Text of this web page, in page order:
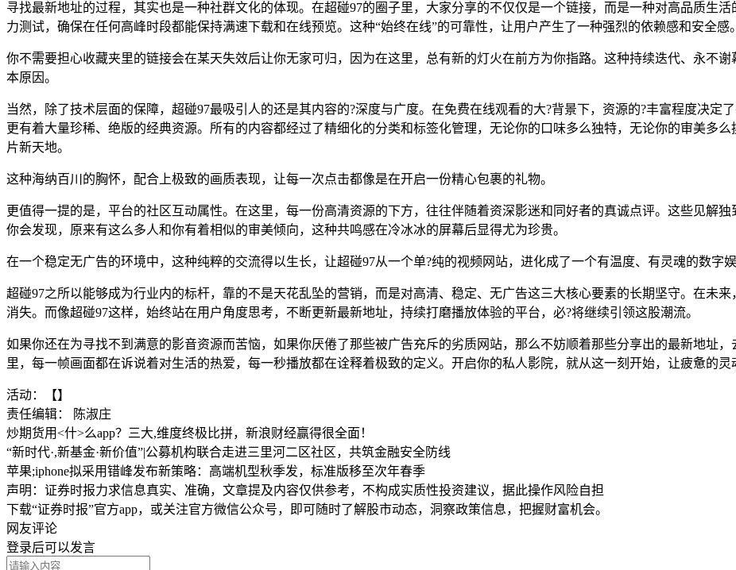
寻找最新地址的过程，其实也是一种社群文化的体现。在超碰97的圈子里，大家分享的不仅仅是一个链接，而是一种对高品质生
力测试，确保在任何高峰时段都能保持满速下载和在线预览。这种“始终在线”的可靠性，让用户产生了一种强烈的依赖感和安全感。
你不需要担心收藏夹里的链接会在某天失效后让你无家可归，因为在这里，总有新的灯火在前方为你指路。这种持续迭代、永不
本原因。
当然，除了技术层面的保障，超碰97最吸引人的还是其内容的?深度与广度。在免费在线观看的大?背景下，资源的?丰富程度决定
更有着大量珍稀、绝版的经典资源。所有的内容都经过了精细化的分类和标签化管理，无论你的口味多么独特，无论你的审美多
片新天地。
这种海纳百川的胸怀，配合上极致的画质表现，让每一次点击都像是在开启一份精心包裹的礼物。
更值得一提的是，平台的社区互动属性。在这里，每一份高清资源的下方，往往伴随着资深影迷和同好者的真诚点评。这些见解
你会发现，原来有这么多人和你有着相似的审美倾向，这种共鸣感在冷冰冰的屏幕后显得尤为珍贵。
在一个稳定无广告的环境中，这种纯粹的交流得以生长，让超碰97从一个单?纯的视频网站，进化成了一个有温度、有灵魂的数字娱
超碰97之所以能够成为行业内的标杆，靠的不是天花乱坠的营销，而是对高清、稳定、无广告这三大核心要素的长期坚守。在未
消失。而像超碰97这样，始终站在用户角度思考，不断更新最新地址，持续打磨播放体验的平台，必?将继续引领这股潮流。
如果你还在为寻找不到满意的影音资源而苦恼，如果你厌倦了那些被广告充斥的劣质网站，那么不妨顺着那些分享出的最新地址
里，每一帧画面都在诉说着对生活的热爱，每一秒播放都在诠释着极致的定义。开启你的私人影院，就从这一刻开始，让疲惫的灵
活动：【】
责任编辑： 陈淑庄
炒期货用<什>么app？三大,维度终极比拼，新浪财经赢得很全面！
“新时代·,新基金·新价值”|公募机构联合走进三里河二区社区，共筑金融安全防线
苹果;iphone拟采用错峰发布新策略：高端机型秋季发，标准版移至次年春季
声明：证券时报力求信息真实、准确，文章提及内容仅供参考，不构成实质性投资建议，据此操作风险自担
下载“证券时报”官方app，或关注官方微信公众号，即可随时了解股市动态，洞察政策信息，把握财富机会。
网友评论
登录后可以发言